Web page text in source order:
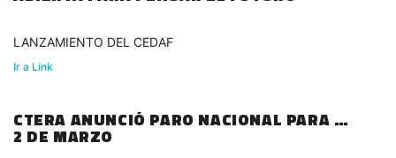
LANZAMIENTO DEL CEDAF
Ir a Link
CTERA ANUNCIÓ PARO NACIONAL PARA EL
2 DE MARZO